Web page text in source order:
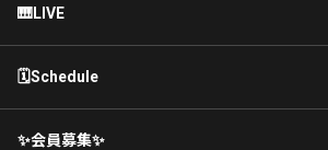
🎹LIVE
🗓Schedule
✨会員募集✨